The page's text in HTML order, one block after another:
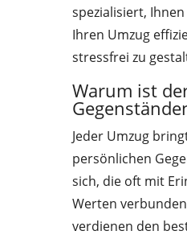
spezialisiert,
Ihren Umzug
stressfrei zu
Warum ist
Jeder Umzug
persönlichen
sich, die oft mit
Werten
verdienen den